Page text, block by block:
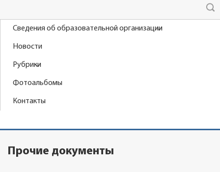
Сведения об образовательной организации
Новости
Рубрики
Фотоальбомы
Контакты
Прочие документы